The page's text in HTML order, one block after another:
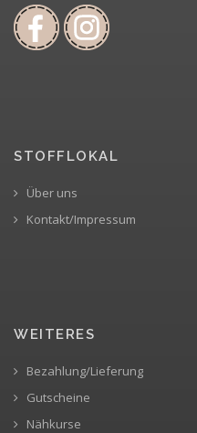
STOFFLOKAL
Über uns
Kontakt/Impressum
WEITERES
Bezahlung/Lieferung
Gutscheine
Nähkurse